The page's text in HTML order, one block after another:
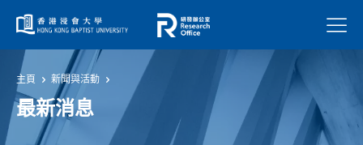
菜單
主頁 新聞與活動
最新消息